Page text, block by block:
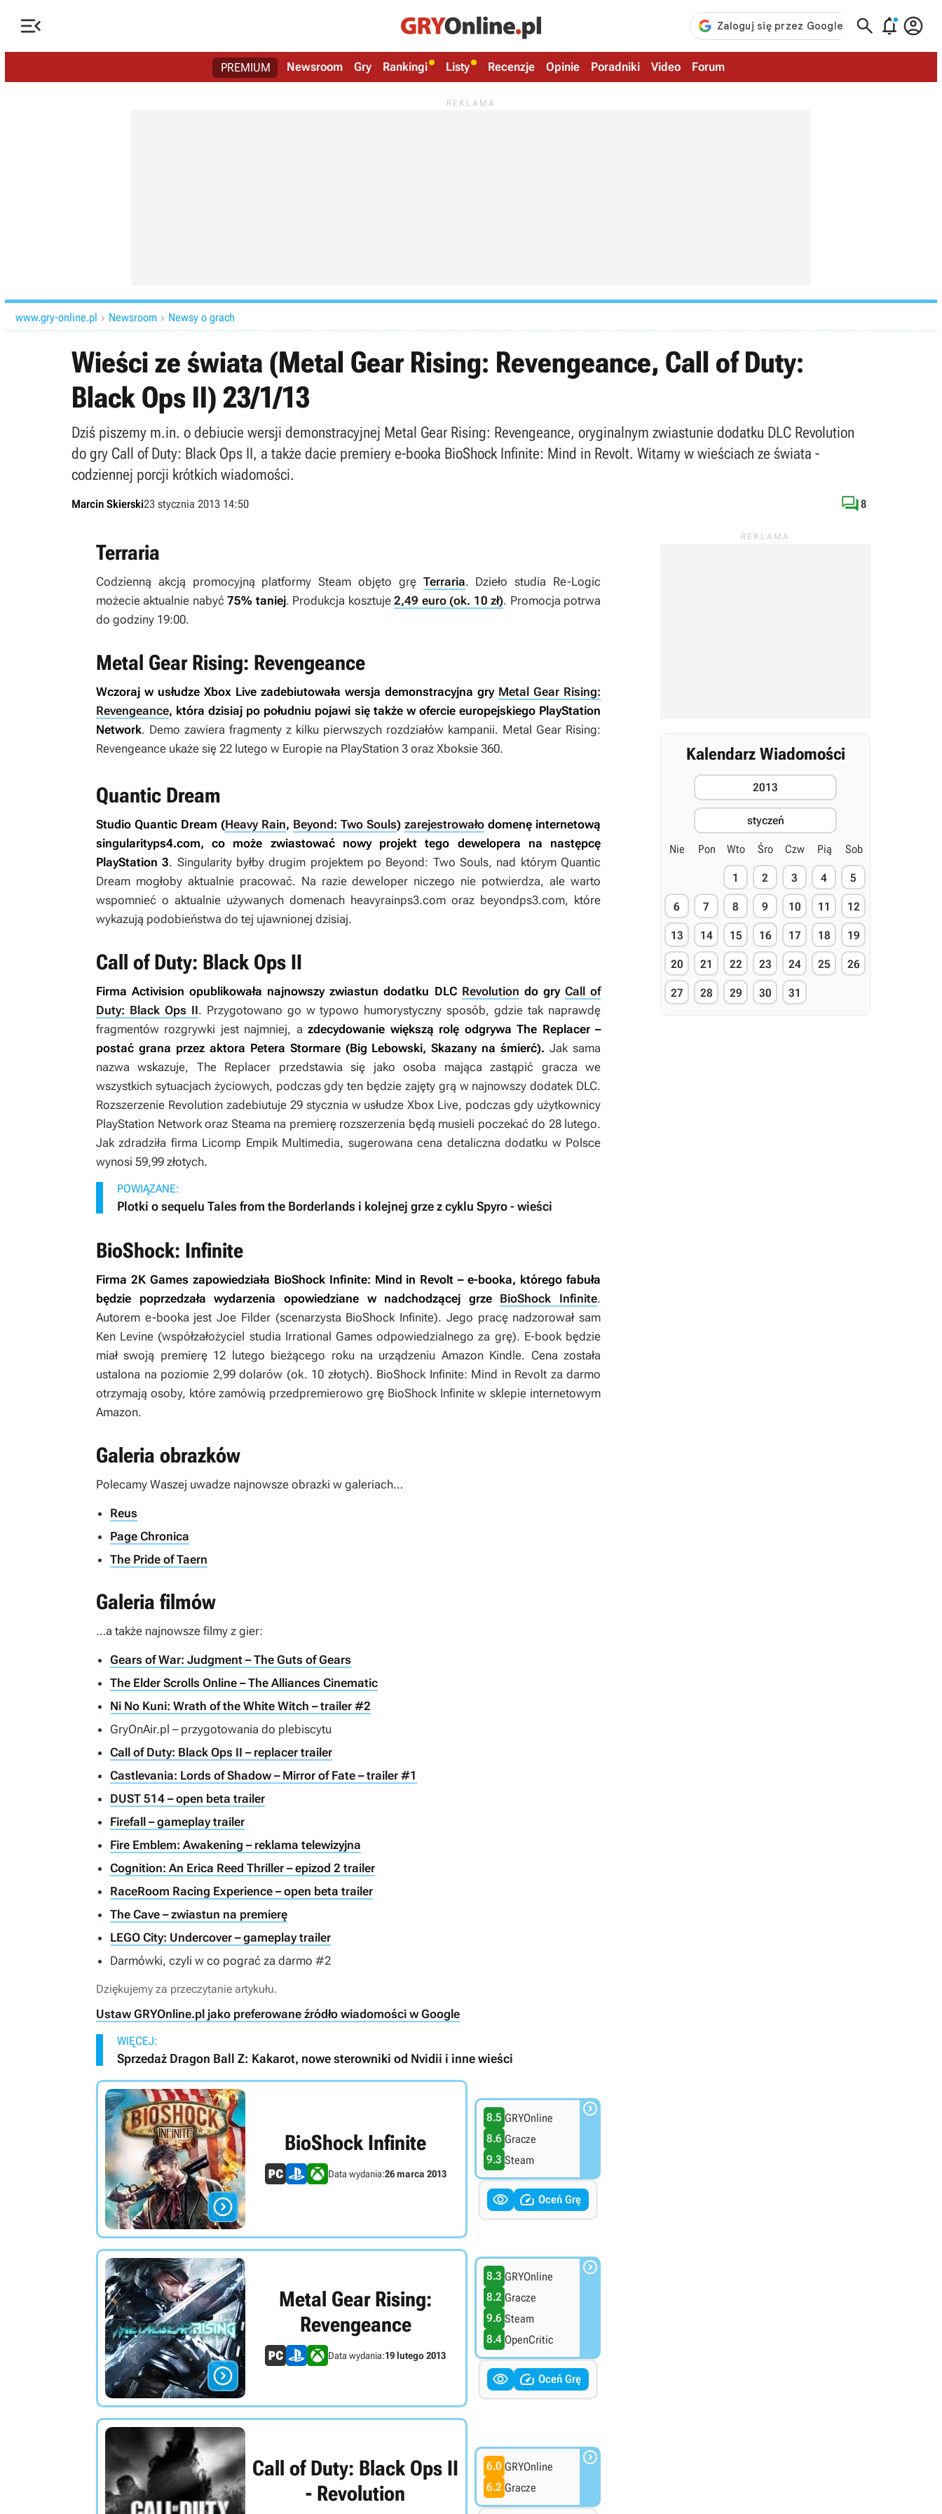
   
PREMIUM Newsroom Gry Rankingi Listy Recenzje Opinie Poradniki Video Forum
www.gry-online.pl  Newsroom  Newsy o grach
Wieści ze świata (Metal Gear Rising: Revengeance, Call of Duty:
Black Ops II) 23/1/13
Dziś piszemy m.in. o debiucie wersji demonstracyjnej Metal Gear Rising: Revengeance, oryginalnym zwiastunie dodatku DLC Revolution
do gry Call of Duty: Black Ops II, a także dacie premiery e-booka BioShock Infinite: Mind in Revolt. Witamy w wieściach ze świata -
codziennej porcji krótkich wiadomości.
Marcin Skierski23 stycznia 2013 14:50 8
Terraria
Codzienną akcją promocyjną platformy Steam objęto grę Terraria. Dzieło studia Re-Logic
możecie aktualnie nabyć75% taniej. Produkcja kosztuje2,49 euro (ok. 10 zł). Promocja potrwa
do godziny 19:00.
Metal Gear Rising: Revengeance
Wczoraj w usłudze Xbox Live zadebiutowała wersja demonstracyjna gry Metal Gear Rising:
Revengeance, która dzisiaj po południu pojawi się także w ofercie europejskiego PlayStation
Network. Demo zawiera fragmenty z kilku pierwszych rozdziałów kampanii. Metal Gear Rising:
Revengeance ukaże się 22 lutego w Europie na PlayStation 3 oraz Xboksie 360.
Quantic Dream
Studio Quantic Dream (Heavy Rain, Beyond: Two Souls) zarejestrowało domenę internetową
singularityps4.com, co może zwiastować nowy projekt tego dewelopera na następcę
PlayStation 3. Singularitybyłby drugim projektem po Beyond: Two Souls, nad którym Quantic
Dream mogłoby aktualnie pracować. Na razie deweloper niczego nie potwierdza, ale warto
wspomnieć o aktualnie używanych domenach heavyrainps3.com oraz beyondps3.com, które
wykazują podobieństwa do tej ujawnionej dzisiaj.
Call of Duty: Black Ops II
Firma Activision opublikowała najnowszy zwiastun dodatku DLC Revolution do gry Call of
Duty: Black Ops II. Przygotowano go w typowo humorystyczny sposób, gdzie tak naprawdę
fragmentów rozgrywki jest najmniej, azdecydowanie większą rolę odgrywa The Replacer –
postać grana przez aktora Petera Stormare (Big Lebowski,Skazany na śmierć).Jak sama
nazwa wskazuje, The Replacer przedstawia się jako osoba mająca zastąpić gracza we
wszystkich sytuacjach życiowych, podczas gdy ten będzie zajęty grą w najnowszy dodatek DLC.
Rozszerzenie Revolutionzadebiutuje 29 stycznia w usłudze Xbox Live, podczas gdy użytkownicy
PlayStation Network oraz Steama na premierę rozszerzenia będą musieli poczekać do 28 lutego.
Jak zdradziła firma Licomp Empik Multimedia, sugerowana cena detaliczna dodatku w Polsce
wynosi 59,99 złotych.
POWIĄZANE:
Plotki o sequelu Tales from the Borderlands i kolejnej grze z cyklu Spyro - wieści
BioShock: Infinite
Firma 2K Games zapowiedziała BioShock Infinite: Mind in Revolt – e-booka, którego fabuła
będzie poprzedzała wydarzenia opowiedziane w nadchodzącej grze BioShock Infinite.
Autorem e-booka jest Joe Filder (scenarzysta BioShock Infinite). Jego pracę nadzorował sam
Ken Levine (współzałożyciel studia Irrational Games odpowiedzialnego za grę). E-book będzie
miał swoją premierę 12 lutego bieżącego roku na urządzeniu Amazon Kindle. Cena została
ustalona na poziomie 2,99 dolarów (ok. 10 złotych). BioShock Infinite: Mind in Revolt za darmo
otrzymają osoby, które zamówią przedpremierowo grę BioShock Infinitew sklepie internetowym
Amazon.
Galeria obrazków
Polecamy Waszej uwadze najnowsze obrazki w galeriach…
Reus
Page Chronica
The Pride of Taern
Galeria filmów
…a także najnowsze filmy z gier:
Gears of War: Judgment – The Guts of Gears
The Elder Scrolls Online – The Alliances Cinematic
Ni No Kuni: Wrath of the White Witch – trailer #2
GryOnAir.pl – przygotowania do plebiscytu
Call of Duty: Black Ops II – replacer trailer
Castlevania: Lords of Shadow – Mirror of Fate – trailer #1
DUST 514 – open beta trailer
Firefall – gameplay trailer
Fire Emblem: Awakening – reklama telewizyjna
Cognition: An Erica Reed Thriller – epizod 2 trailer
RaceRoom Racing Experience – open beta trailer
The Cave – zwiastun na premierę
LEGO City: Undercover – gameplay trailer
Darmówki, czyli w co pograć za darmo #2
Dziękujemy za przeczytanie artykułu.
Ustaw GRYOnline.pl jako preferowane źródło wiadomości w Google
WIĘCEJ:
Sprzedaż Dragon Ball Z: Kakarot, nowe sterowniki od Nvidii i inne wieści

BioShock Infinite
Data wydania:26 marca 2013
8.5 GRYOnline
8.6 Gracze
9.3 Steam

  Oceń Grę

Metal Gear Rising:
Revengeance
Data wydania:19 lutego 2013
8.3 GRYOnline
8.2 Gracze
9.6 Steam
8.4 OpenCritic

  Oceń Grę
Call of Duty: Black Ops II
- Revolution
6.0 GRYOnline
6.2 Gracze

Kalendarz Wiadomości
2013
styczeń
Nie Pon Wto Śro Czw Pią Sob
1 2 3 4 5
6 7 8 9 10 11 12
13 14 15 16 17 18 19
20 21 22 23 24 25 26
27 28 29 30 31